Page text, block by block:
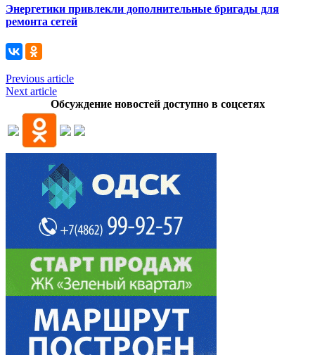
Энергетики привлекли дополнительные бригады для
ремонта сетей
Previous article
Next article
Обсуждение новостей доступно в соцсетях